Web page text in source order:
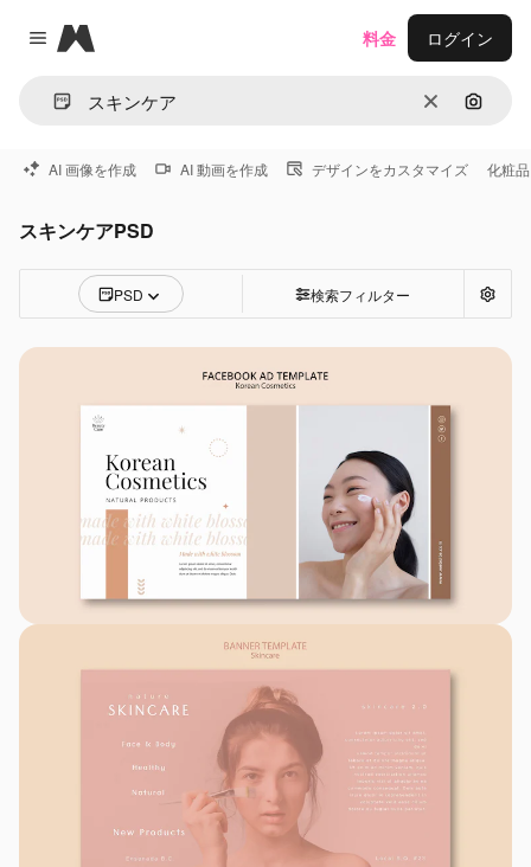
Close menu
Magnific
消去 画像で
料金 ログイン
AI 画像を作成 AI 動画を作成 デザインをカスタマイズ 化粧品
スキンケアPSD
PSD 検索フィルター